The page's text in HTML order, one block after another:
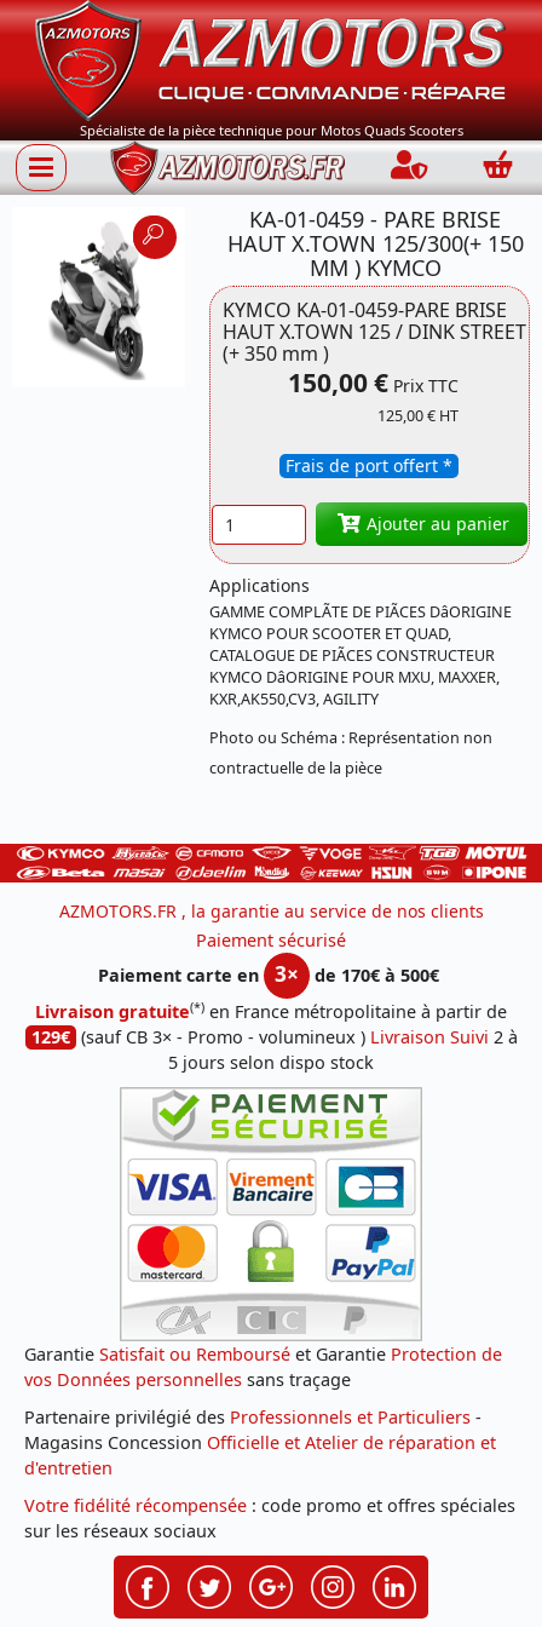
Spécialiste de la pièce technique pour Motos Quads Scooters
Connection
Référence
D294ST KYMCO
KA-01-0459 - PARE BRISE
HAUT X.TOWN 125/300(+ 150
MM ) KYMCO
KYMCO KA-01-0459-PARE BRISE
HAUT X.TOWN 125 / DINK STREET
(+ 350 mm )
150,00 € Prix TTC
125,00 € HT
Frais de port offert *
Quantité Ajouter au panier
Applications
GAMME COMPLÃTE DE PIÃCES DâORIGINE
KYMCO POUR SCOOTER ET QUAD,
CATALOGUE DE PIÃCES CONSTRUCTEUR
KYMCO DâORIGINE POUR MXU, MAXXER,
KXR,AK550,CV3, AGILITY
Photo ou Schéma : Représentation non
contractuelle de la pièce
AZMOTORS.FR , la garantie au service de nos clients
Paiement sécurisé
Paiement carte en
3×
de 170€ à 500€
Livraison gratuite(*) en France métropolitaine à partir de
129€ (sauf CB 3× - Promo - volumineux ) Livraison Suivi 2 à
5 jours selon dispo stock
Garantie Satisfait ou Remboursé et Garantie Protection de
vos Données personnelles sans traçage
Partenaire privilégié des Professionnels et Particuliers -
Magasins Concession Officielle et Atelier de réparation et
d'entretien
Votre fidélité récompensée : code promo et offres spéciales
sur les réseaux sociaux